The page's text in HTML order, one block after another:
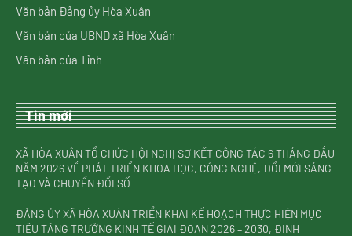
Văn bản Đảng ủy Hòa Xuân
Văn bản của UBND xã Hòa Xuân
Văn bản của Tỉnh
Tin mới
XÃ HÒA XUÂN TỔ CHỨC HỘI NGHỊ SƠ KẾT CÔNG TÁC 6 THÁNG ĐẦU
NĂM 2026 VỀ PHÁT TRIỂN KHOA HỌC, CÔNG NGHỆ, ĐỔI MỚI SÁNG
TẠO VÀ CHUYỂN ĐỔI SỐ
ĐẢNG ỦY XÃ HÒA XUÂN TRIỂN KHAI KẾ HOẠCH THỰC HIỆN MỤC
TIÊU TĂNG TRƯỞNG KINH TẾ GIAI ĐOẠN 2026 – 2030, ĐỊNH